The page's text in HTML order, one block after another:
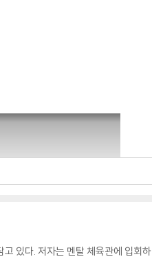
있다. 저자는 멘탈 체육관에 입회하